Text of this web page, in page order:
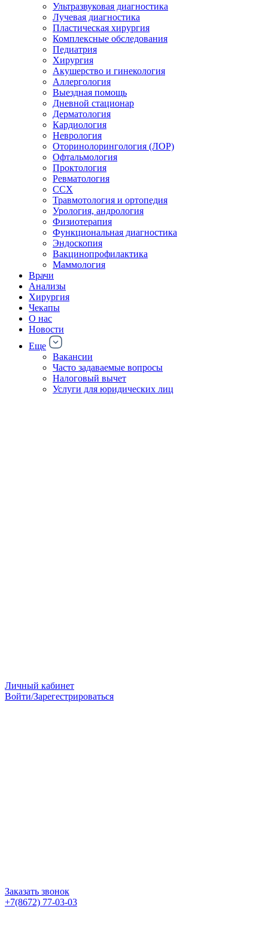
Ультразвуковая диагностика
Лучевая диагностика
Пластическая хирургия
Комплексные обследования
Педиатрия
Хирургия
Акушерство и гинекология
Аллергология
Выездная помощь
Дневной стационар
Дерматология
Кардиология
Неврология
Оторинолорингология (ЛОР)
Офтальмология
Проктология
Ревматология
ССХ
Травмотология и ортопедия
Урология, андрология
Физиотерапия
Функциональная диагностика
Эндоскопия
Вакцинопрофилактика
Маммология
Врачи
Анализы
Хирургия
Чекапы
О нас
Новости
Еще
Вакансии
Часто задаваемые вопросы
Налоговый вычет
Услуги для юридических лиц
Личный кабинет
Войти/Зарегестрироваться
Заказать звонок
+7(8672) 77-03-03